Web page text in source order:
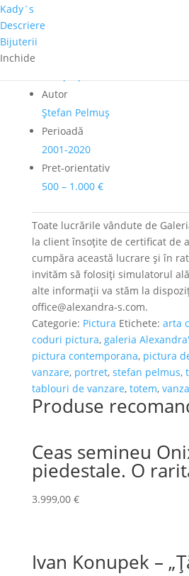
Kady`s
Descriere
Bijuterii
Inchide
Dimensiuni
Autor
Ștefan Pelmuș
Perioadă
2001-2020
Pret-orientativ
500 – 1.000 €
Toate lucrările vândute de
la client însoțite de certificat de
cumpăra această lucrare și în
invităm să folosiți simulatorul
alte informații va stăm la
office@alexandra-s.com.
Categorie: Pictura Etichete: arta
coduri pictura, galeria
pictura contemporana, pictura
vanzare, portret, stefan pelmus,
tablouri de vanzare, totem,
Produse
Ceas semineu
piedestale. O
3.999,00 €
Ivan Konupek –